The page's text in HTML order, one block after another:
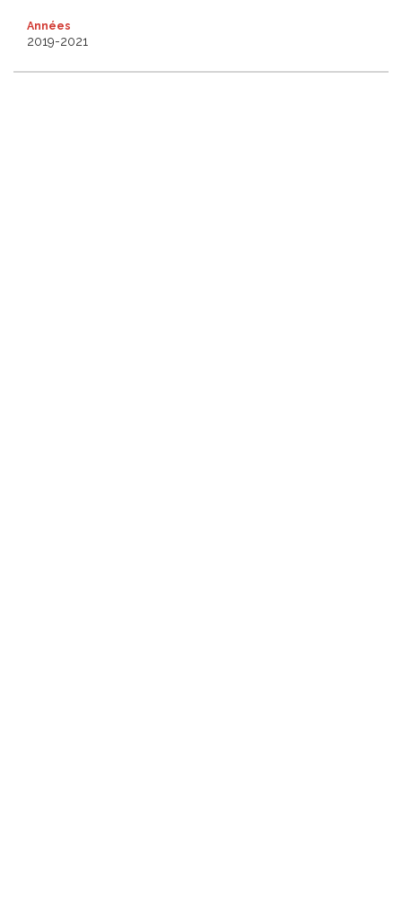
Années
2019-2021